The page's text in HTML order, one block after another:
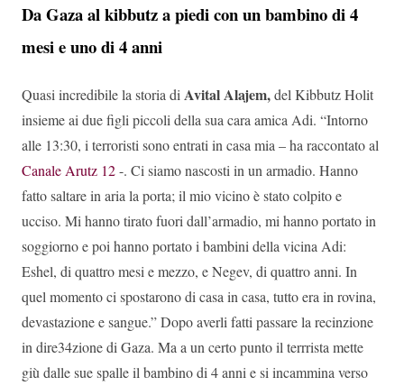
Da Gaza al kibbutz a piedi con un bambino di 4
mesi e uno di 4 anni
Quasi incredibile la storia di Avital Alajem,del Kibbutz Holit
insieme ai due figli piccoli della sua cara amica Adi. “Intorno
alle 13:30, i terroristi sono entrati in casa mia – ha raccontato al
Canale Arutz 12-. Ci siamo nascosti in un armadio. Hanno
fatto saltare in aria la porta; il mio vicino è stato colpito e
ucciso. Mi hanno tirato fuori dall’armadio, mi hanno portato in
soggiorno e poi hanno portato i bambini della vicina Adi:
Eshel, di quattro mesi e mezzo, e Negev, di quattro anni. In
quel momento ci spostarono di casa in casa, tutto era in rovina,
devastazione e sangue.” Dopo averli fatti passare la recinzione
in dire34zione di Gaza. Ma a un certo punto il terrrista mette
giù dalle sue spalle il bambino di 4 anni e si incammina verso